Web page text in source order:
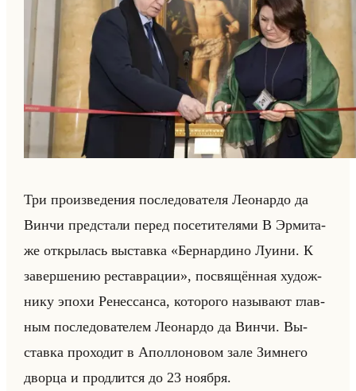
Три про­из­ве­де­ния по­сле­до­ва­те­ля Лео­нар­до да
Винчи пред­ста­ли перед по­се­ти­те­ля­ми В Эр­ми­та­
же от­кры­лась вы­став­ка «Бернардино Луини. К
завершению реставрации», по­свя­щён­ная ху­дож­
ни­ку эпохи Ре­нес­сан­са, ко­то­ро­го на­зы­ва­ют глав­
ным по­сле­до­ва­те­лем Лео­нар­до да Винчи. Вы­
став­ка про­хо­дит в Апол­ло­но­вом зале Зим­не­го
двор­ца и про­длит­ся до 23 но­яб­ря.